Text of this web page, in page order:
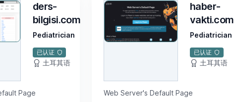
ders-
bilgisi.com
Pediatrician
已认证
土耳其语
Page
haber-
vakti.com
Pediatrician
已认证
土耳其语
Web Server's Default Page